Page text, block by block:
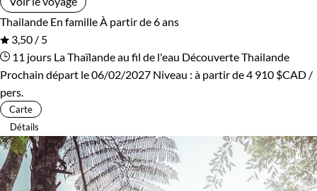
Thailande En famille À partir de 6 ans
3,50 / 5
11 jours La Thaïlande au fil de l'eau Découverte Thailande
Prochain départ le 06/02/2027 Niveau : à partir de4 910 $CAD /
pers.
Carte
Détails